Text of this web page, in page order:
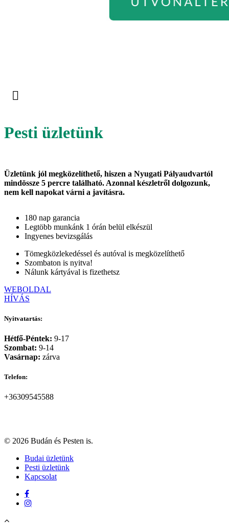
Pesti üzletünk
Üzletünk jól megközelíthető, hiszen a Nyugati Pályaudvartól
mindössze 5 percre található. Azonnal készletről dolgozunk,
nem kell napokat várni a javításra.
180 nap garancia
Legtöbb munkánk 1 órán belül elkészül
Ingyenes bevizsgálás
Tömegközlekedéssel és autóval is megközelíthető
Szombaton is nyitva!
Nálunk kártyával is fizethetsz
WEBOLDAL
HÍVÁS
Nyitvatartás:
Hétfő-Péntek: 9-17
Szombat: 9-14
Vasárnap: zárva
Telefon:
+36309545588
© 2026 Budán és Pesten is.
Close
Menu
Budai üzletünk
Pesti üzletünk
Kapcsolat
facebook
instagram